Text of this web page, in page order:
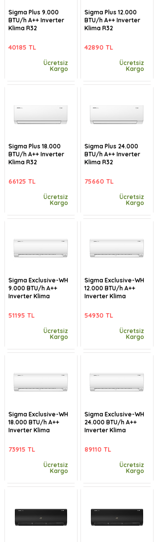
Sigma Plus 9.000
BTU/h A++ Inverter
Klima R32
40185 TL
Ücretsiz
Kargo
Sigma Plus 18.000
BTU/h A++ Inverter
Klima R32
66125 TL
Ücretsiz
Kargo
Sigma Exclusive-WH
9.000 BTU/h A++
Inverter Klima
51195 TL
Ücretsiz
Kargo
Sigma Exclusive-WH
18.000 BTU/h A++
Inverter Klima
73915 TL
Ücretsiz
Kargo
Sigma Plus 12.000
BTU/h A++ Inverter
Klima R32
42890 TL
Ücretsiz
Kargo
Sigma Plus 24.000
BTU/h A++ Inverter
Klima R32
75660 TL
Ücretsiz
Kargo
Sigma Exclusive-WH
12.000 BTU/h A++
Inverter Klima
54930 TL
Ücretsiz
Kargo
Sigma Exclusive-WH
24.000 BTU/h A++
Inverter Klima
89110 TL
Ücretsiz
Kargo